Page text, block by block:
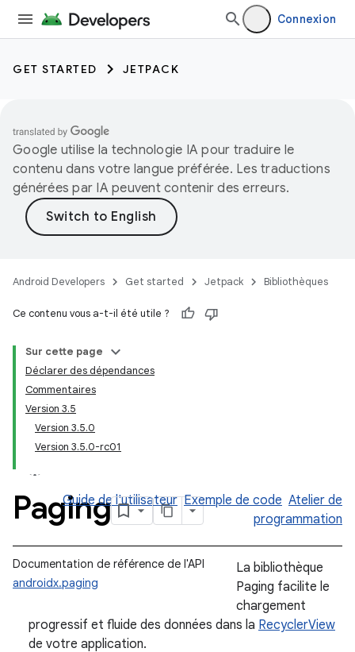
Connexion
GET STARTED JETPACK
Google utilise la technologie IA pour traduire le
contenu dans votre langue préférée. Les traductions
générées par IA peuvent contenir des erreurs.
Android Developers Get started Jetpack Bibliothèques
Ce contenu vous a-t-il été utile ?
Sur cette page
Déclarer des dépendances
Commentaires
Version 3.5
Version 3.5.0
Version 3.5.0-rc01
PagingGuide de l'utilisateur Exemple de code Atelier de
programmation
Documentation de référence de l'API
androidx.paging
La bibliothèque
Paging facilite le
chargement
progressif et fluide des données dans la RecyclerView
de votre application.